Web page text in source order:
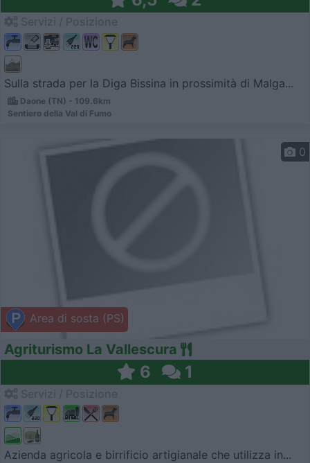
Sulla strada per la Diga Bissina in prossimità di Malga...
Daone (TN) - 109.6km
Sentiero della Val di Fumo
Area di sosta (PS)
0
Agriturismo La Vallescura
6 1
Azienda agricola e birrificio artigianale che utilizza in...